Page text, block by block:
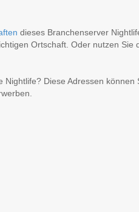
dieses Branchenserver
Ortschaft. Oder nutzen Sie
Diese Adressen können